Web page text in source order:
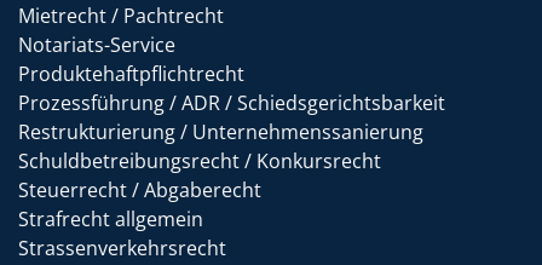
Mietrecht / Pachtrecht
Notariats-Service
Produktehaftpflichtrecht
Prozessführung / ADR / Schiedsgerichtsbarkeit
Restrukturierung / Unternehmenssanierung
Schuldbetreibungsrecht / Konkursrecht
Steuerrecht / Abgaberecht
Strafrecht allgemein
Strassenverkehrsrecht